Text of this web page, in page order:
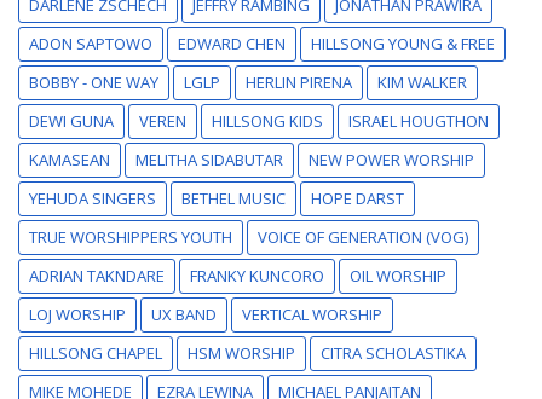
DARLENE ZSCHECH
JEFFRY RAMBING
JONATHAN PRAWIRA
ADON SAPTOWO
EDWARD CHEN
HILLSONG YOUNG & FREE
BOBBY - ONE WAY
LGLP HERLIN PIRENA
KIM WALKER
DEWI GUNA
VEREN HILLSONG KIDS
ISRAEL HOUGTHON
KAMASEAN
MELITHA SIDABUTAR
NEW POWER WORSHIP
YEHUDA SINGERS
BETHEL MUSIC
HOPE DARST
TRUE WORSHIPPERS YOUTH
VOICE OF GENERATION (VOG)
ADRIAN TAKNDARE
FRANKY KUNCORO
OIL WORSHIP
LOJ WORSHIP
UX BAND
VERTICAL WORSHIP
HILLSONG CHAPEL
HSM WORSHIP
CITRA SCHOLASTIKA
MIKE MOHEDE
EZRA LEWINA
MICHAEL PANJAITAN